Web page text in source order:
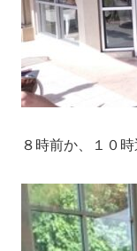
８時前か、１０